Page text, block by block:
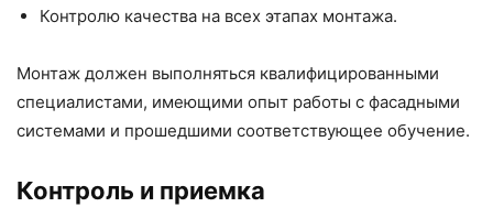
Контролю качества на всех этапах монтажа.
Монтаж должен выполняться квалифицированными
специалистами, имеющими опыт работы с фасадными
системами и прошедшими соответствующее обучение.
Контроль и приемка